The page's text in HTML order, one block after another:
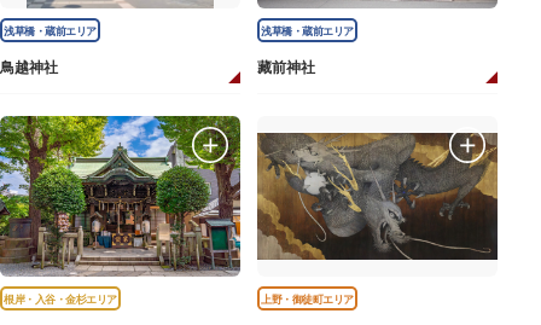
浅草橋・蔵前エリア
鳥越神社
浅草橋・蔵前エリア
藏前神社
根岸・入谷・金杉エリア 上野・御徒町エリア